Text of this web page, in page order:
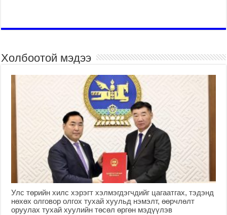
Холбоотой мэдээ
Улс төрийн хилс хэрэгт хэлмэгдэгчдийг цагаатгах, тэдэнд
нөхөх олговор олгох тухай хуульд нэмэлт, өөрчлөлт
оруулах тухай хуулийн төсөл өргөн мэдүүлэв